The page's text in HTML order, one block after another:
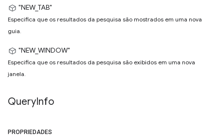
"NEW_TAB"
Especifica que os resultados da pesquisa são mostrados em uma nova
guia.
"NEW_WINDOW"
Especifica que os resultados da pesquisa são exibidos em uma nova
janela.
QueryInfo
PROPRIEDADES